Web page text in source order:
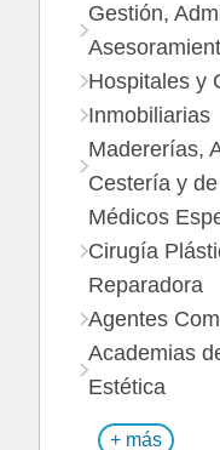
Gestión,
Hospitales y
Inmobiliarias
Madererías,
Cestería y
Médicos
Cirugía
Reparadora
Agentes
Academias
Estética
+ más